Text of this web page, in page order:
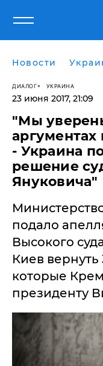
Новости
ДИАЛОГ УКРАИНА
23 июня 2017, 21:09
​"Мы
- Украина
решение
Януковича"
подало
Высокого
Киев
которые
президенту